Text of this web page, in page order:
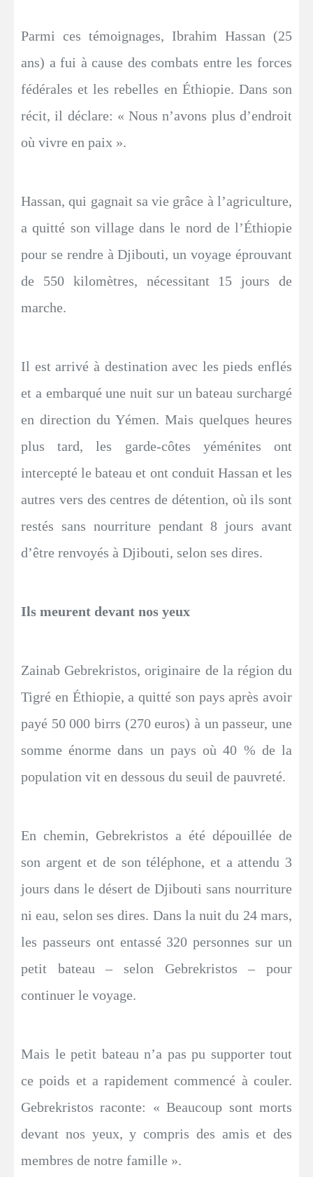
Parmi ces témoignages, Ibrahim Hassan (25
ans) a fui à cause des combats entre les forces
fédérales et les rebelles en Éthiopie. Dans son
récit, il déclare: « Nous n’avons plus d’endroit
où vivre en paix ».
Hassan, qui gagnait sa vie grâce à l’agriculture,
a quitté son village dans le nord de l’Éthiopie
pour se rendre à Djibouti, un voyage éprouvant
de 550 kilomètres, nécessitant 15 jours de
marche.
Il est arrivé à destination avec les pieds enflés
et a embarqué une nuit sur un bateau surchargé
en direction du Yémen. Mais quelques heures
plus tard, les garde-côtes yéménites ont
intercepté le bateau et ont conduit Hassan et les
autres vers des centres de détention, où ils sont
restés sans nourriture pendant 8 jours avant
d’être renvoyés à Djibouti, selon ses dires.
Ils meurent devant nos yeux
Zainab Gebrekristos, originaire de la région du
Tigré en Éthiopie, a quitté son pays après avoir
payé 50 000 birrs (270 euros) à un passeur, une
somme énorme dans un pays où 40 % de la
population vit en dessous du seuil de pauvreté.
En chemin, Gebrekristos a été dépouillée de
son argent et de son téléphone, et a attendu 3
jours dans le désert de Djibouti sans nourriture
ni eau, selon ses dires. Dans la nuit du 24 mars,
les passeurs ont entassé 320 personnes sur un
petit bateau – selon Gebrekristos – pour
continuer le voyage.
Mais le petit bateau n’a pas pu supporter tout
ce poids et a rapidement commencé à couler.
Gebrekristos raconte: « Beaucoup sont morts
devant nos yeux, y compris des amis et des
membres de notre famille ».